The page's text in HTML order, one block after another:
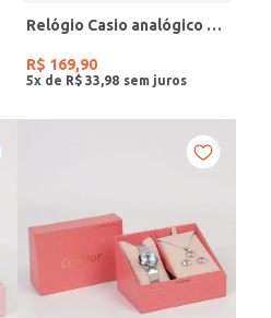
Relógio Casio analógico MW-240-4BVDF-SC
R$ 169,90
5x de R$ 33 98